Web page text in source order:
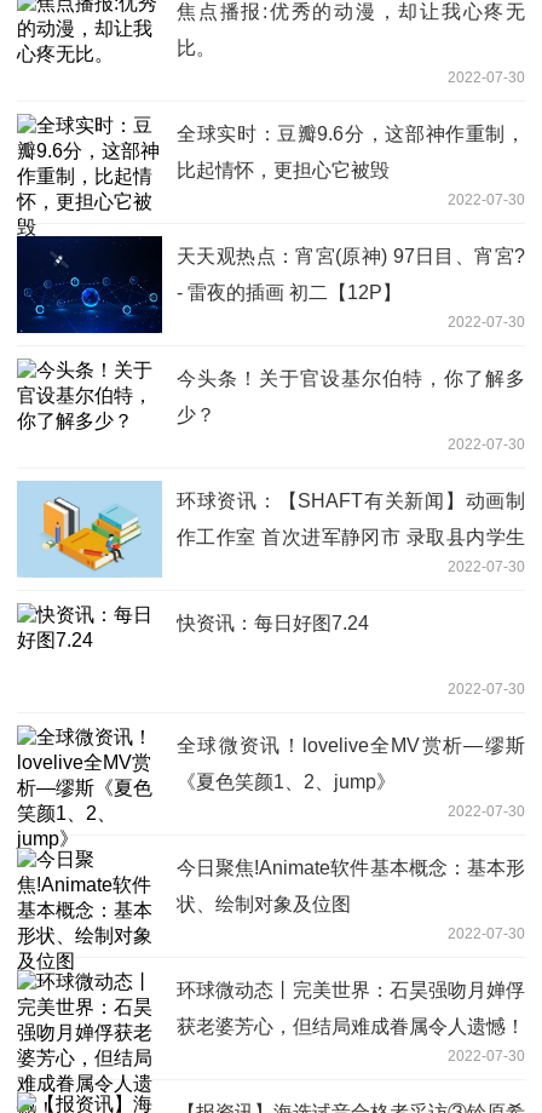
焦点播报:优秀的动漫，却让我心疼无
比。
2022-07-30
全球实时：豆瓣9.6分，这部神作重制，
比起情怀，更担心它被毁
2022-07-30
天天观热点：宵宮(原神) 97日目、宵宮?
- 雷夜的插画 初二【12P】
2022-07-30
今头条！关于官设基尔伯特，你了解多
少？
2022-07-30
环球资讯：【SHAFT有关新闻】动画制
作工作室 首次进军静冈市 录取县内学生
2022-07-30
快资讯：每日好图7.24
2022-07-30
全球微资讯！lovelive全MV赏析—缪斯
《夏色笑颜1、2、jump》
2022-07-30
今日聚焦!Animate软件基本概念：基本形
状、绘制对象及位图
2022-07-30
环球微动态丨完美世界：石昊强吻月婵俘
获老婆芳心，但结局难成眷属令人遗憾！
2022-07-30